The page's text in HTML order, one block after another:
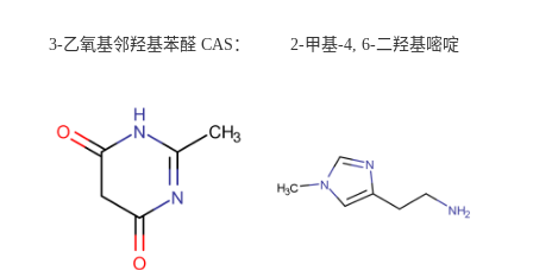
3-乙氧基邻羟基苯醛 CAS：
校可先用后付
2-甲基-4, 6-二羟基嘧啶